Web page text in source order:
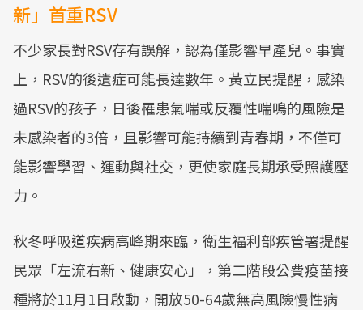
新」首重RSV
不少家長對RSV存有誤解，認為僅影響早產兒。事實
上，RSV的後遺症可能長達數年。黃立民提醒，感染
過RSV的孩子，日後罹患氣喘或反覆性喘鳴的風險是
未感染者的3倍，且影響可能持續到青春期，不僅可
能影響學習、運動與社交，更使家庭長期承受照護壓
力。
秋冬呼吸道疾病高峰期來臨，衛生福利部疾管署提醒
民眾「左流右新、健康安心」，第二階段公費疫苗接
種將於11月1日啟動，開放50-64歲無高風險慢性病